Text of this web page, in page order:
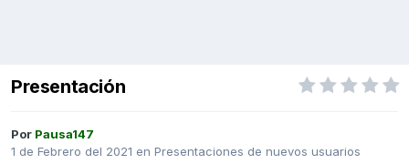
Presentación
Por Pausa147
1 de Febrero del 2021 en Presentaciones de nuevos usuarios